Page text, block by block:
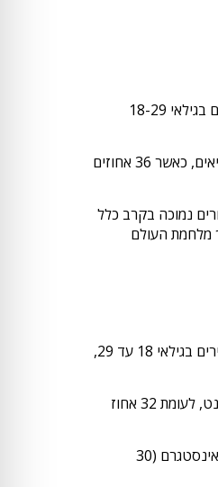
נתון זה אף חמור יותר בקרב מבוגרים צעירים בגילאי 18 עד 29, כאשר 54 אחוז מהם אינם יודעים כי 6 מיליון יהודים נהרגו במהלך השואה, ו-27 אחוז מהצעירים בגילאי 18-29
רוב יחסי מכלל המבוגרים האירים יודעים שמספר היהודים הגדול ביותר שנרצחו על ידי הנאצים הגיע מפולין (42 אחוזים). הצעירים בגילאי 18 עד 29 פחות בקיאים, כאשר 36 אחוזים
אחרים נמוכה בקרב כלל
ידי הנאצים במהלך מלחמת העולם
רבע מהמבוגרים האירים מדווחים כי עיוות השואה נפוץ באירלנד כיום ו-21 אחוזים אומרים שהכחשת השואה נפוצה. מספרים אלה גבוהים מעט יותר בקרב צעירים בגילאי 18 עד 29,
צעירים נוטים באופן משמעותי יותר להיתקל בהכחשה או עיוות השואה באינטרנט, כאשר 50 אחוזים מהצעירים אומרים שהם אכן ראו הכחשה או עיוות באינטרנט, לעומת 32 אחוז
כשנשאלו באילו פלטפורמות מדיה חברתית נתקלו בהכחשה או עיוות השואה, צעירים בגילאי 18 עד 29 ציינו את טיקטוק (44 אחוזים), X/טוויטר (38 אחוזים) ואינסטגרם (30